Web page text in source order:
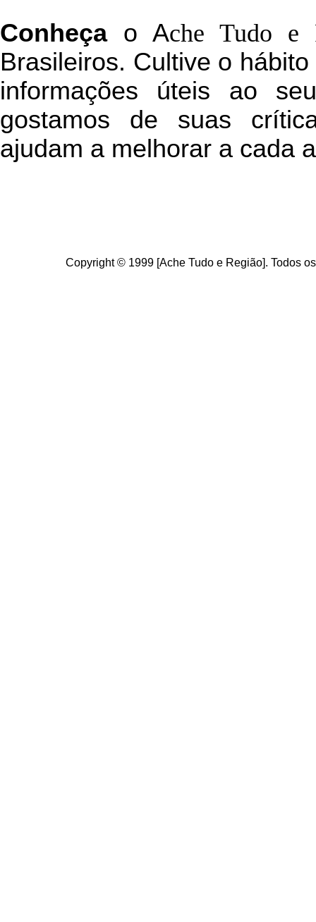
Conheçao Ache Tudo e
Brasileiros. Cultive o
informações úteis ao
gostamos de suas
ajudam a melhorar a cada
Copyright © 1999 [Ache Tudo e Região]. Todos